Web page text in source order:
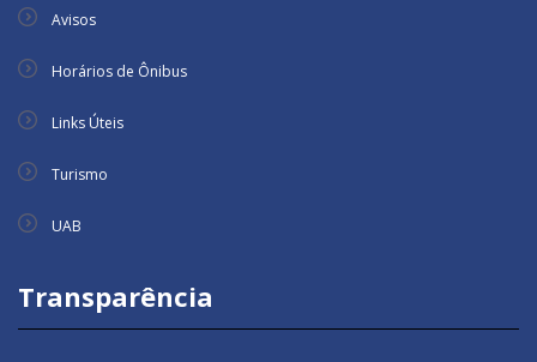
Avisos
Horários de Ônibus
Links Úteis
Turismo
UAB
Transparência